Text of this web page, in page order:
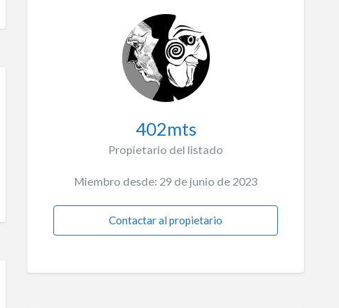
402mts
Propietario del listado
Miembro desde: 29 de junio de 2023
Contactar al propietario